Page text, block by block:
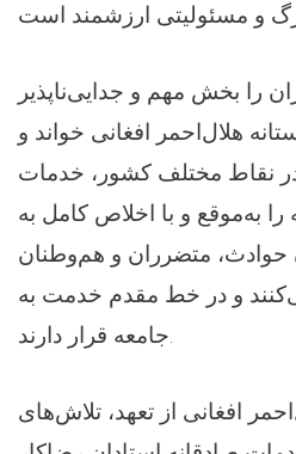
را بخش مهم و جدایی‌ناپذیر
هلال‌احمر افغانی خواند و
در نقاط مختلف کشور، خدمات
را به‌موقع و با اخلاص کامل به
حوادث، متضرران و هم‌وطنان
و در خط مقدم خدمت به
جامعه قرار دارند.
افغانی از تعهد، تلاش‌های